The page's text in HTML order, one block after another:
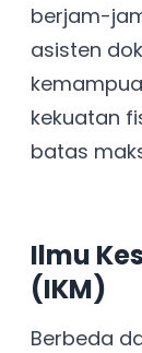
berjam-
asisten
kekuatan
batas
Ilmu
(IKM)
Berbeda